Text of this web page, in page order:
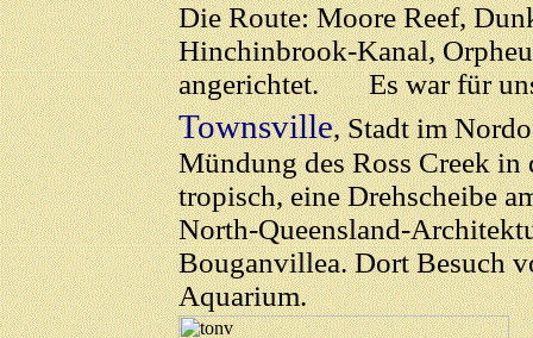
Die Route: Moore Reef,
Hinchinbrook-Kanal,
angerichtet. Es war für
Townsville, Stadt im
Mündung des Ross Creek
tropisch, eine Drehscheibe
North-Queensland-
Bouganvillea. Dort Besuch
Aquarium.